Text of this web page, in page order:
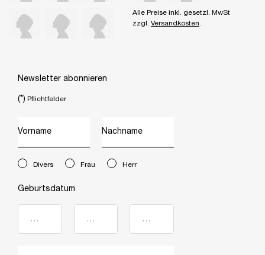
Alle Preise inkl. gesetzl. MwSt
zzgl. Versandkosten
Newsletter abonnieren
(*) Pflichtfelder
Vorname Nachname
newslettersignup.title.legend
Divers Frau Herr
Geburtsdatum